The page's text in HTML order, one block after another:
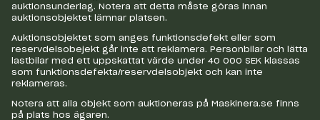
auktionsunderlag. Notera att detta måste göras innan
auktionsobjektet lämnar platsen.
Auktionsobjektet som anges funktionsdefekt eller som
reservdelsobejekt går inte att reklamera. Personbilar och lätta
lastbilar med ett uppskattat värde under 40 000 SEK klassas
som funktionsdefekta/reservdelsobjekt och kan inte
reklameras.
Notera att alla objekt som auktioneras på Maskinera.se finns
på plats hos ägaren.